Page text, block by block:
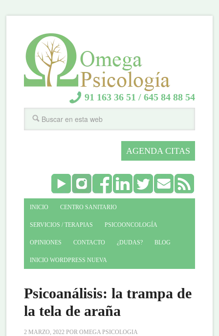
91 163 36 51 / 645 84 88 54
AGENDA CITAS
INICIO CENTRO SANITARIO
SERVICIOS / TERAPIAS PSICOONCOLOGÍA
OPINIONES CONTACTO ¿DUDAS? BLOG
INICIO WORDPRESS NUEVA
Psicoanálisis: la trampa de
la tela de araña
2 MARZO, 2022 POROMEGA PSICOLOGIA